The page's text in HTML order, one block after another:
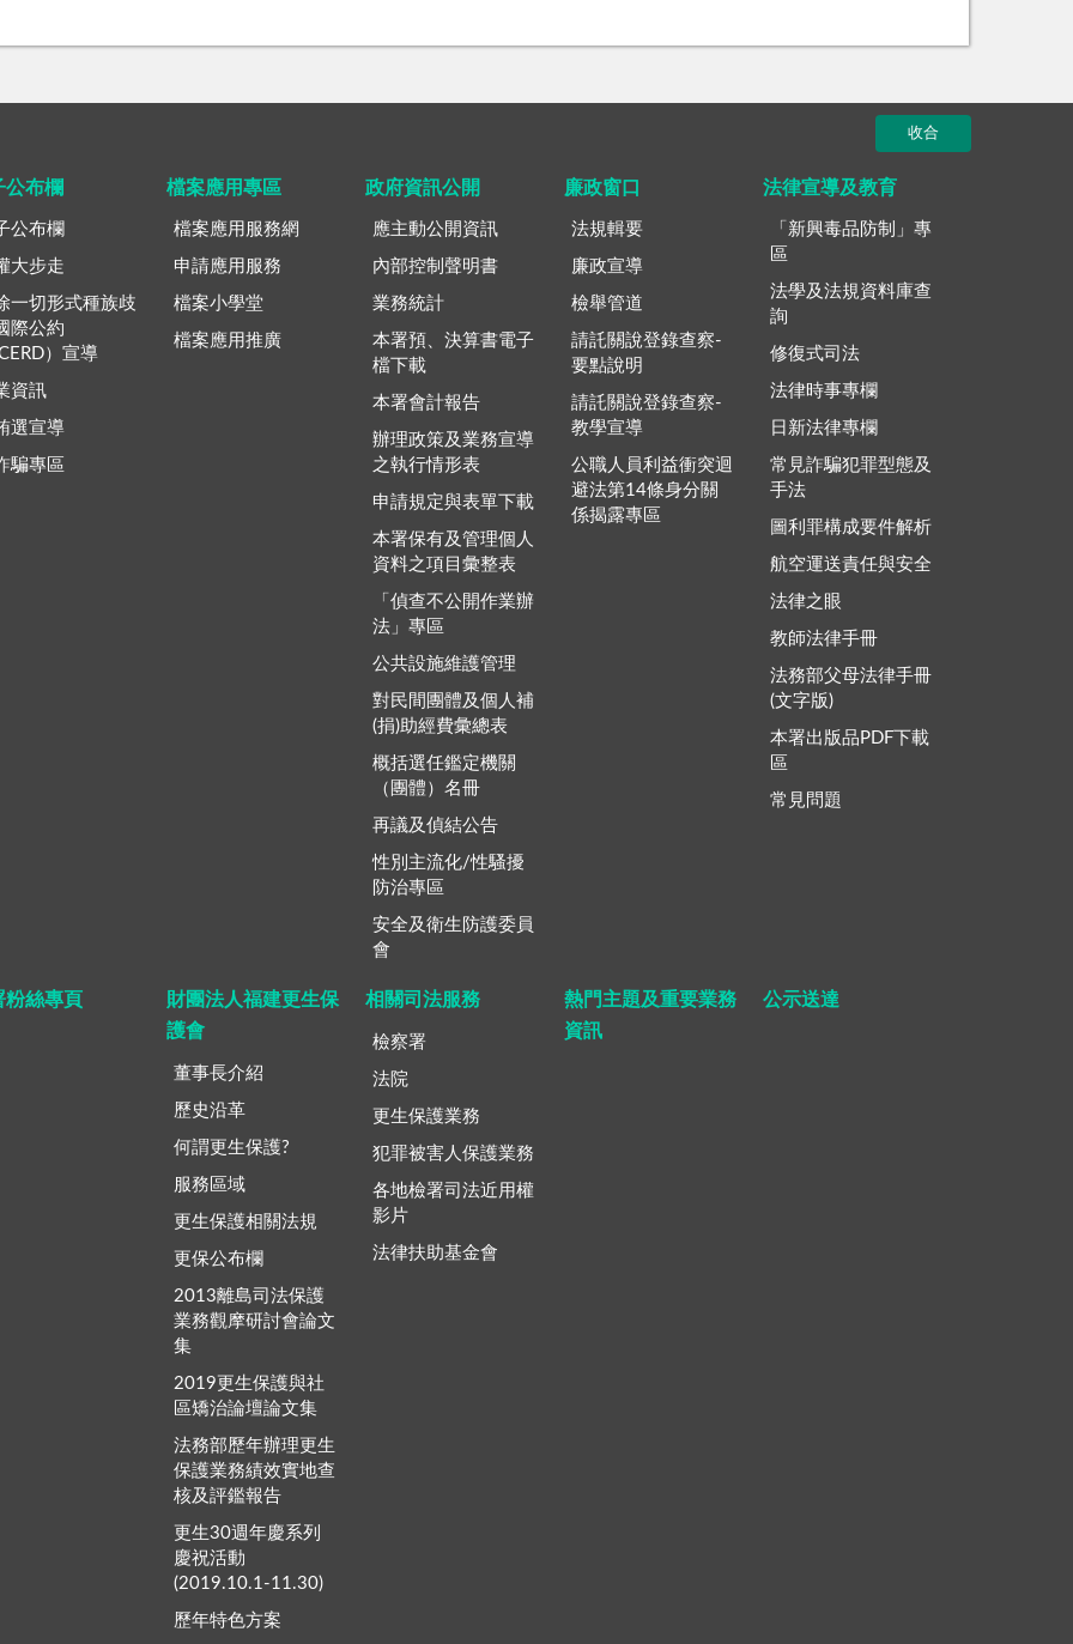
收合
公布欄
公布欄
大步走
一切形式種族歧
際公約
）宣導
資訊
選宣導
騙專區
檔案應用專區
檔案應用服務網
申請應用服務
檔案小學堂
檔案應用推廣
政府資訊公開
應主動公開資訊
內部控制聲明書
業務統計
本署預、決算書電子
檔下載
本署會計報告
辦理政策及業務宣導
之執行情形表
申請規定與表單下載
本署保有及管理個人
資料之項目彙整表
「偵查不公開作業辦
法」專區
公共設施維護管理
對民間團體及個人補
(捐)助經費彙總表
概括選任鑑定機關
（團體）名冊
再議及偵結公告
性別主流化/性騷擾
防治專區
安全及衛生防護委員
會
廉政窗口
法規輯要
廉政宣導
檢舉管道
請託關說登錄查察-
要點說明
請託關說登錄查察-
教學宣導
公職人員利益衝突迴
避法第14條身分關
係揭露專區
法律宣導及教育
「新興毒品防制」專
區
法學及法規資料庫查
詢
修復式司法
法律時事專欄
日新法律專欄
常見詐騙犯罪型態及
手法
圖利罪構成要件解析
航空運送責任與安全
法律之眼
教師法律手冊
法務部父母法律手冊
(文字版)
本署出版品PDF下載
區
常見問題
粉絲專頁
財團法人福建更生保
護會
董事長介紹
歷史沿革
何謂更生保護?
服務區域
更生保護相關法規
更保公布欄
2013離島司法保護
業務觀摩研討會論文
集
2019更生保護與社
區矯治論壇論文集
法務部歷年辦理更生
保護業務績效實地查
核及評鑑報告
更生30週年慶系列
慶祝活動
(2019.10.1-11.30)
歷年特色方案
相關司法服務
檢察署
法院
更生保護業務
犯罪被害人保護業務
各地檢署司法近用權
影片
法律扶助基金會
熱門主題及重要業務
資訊
公示送達